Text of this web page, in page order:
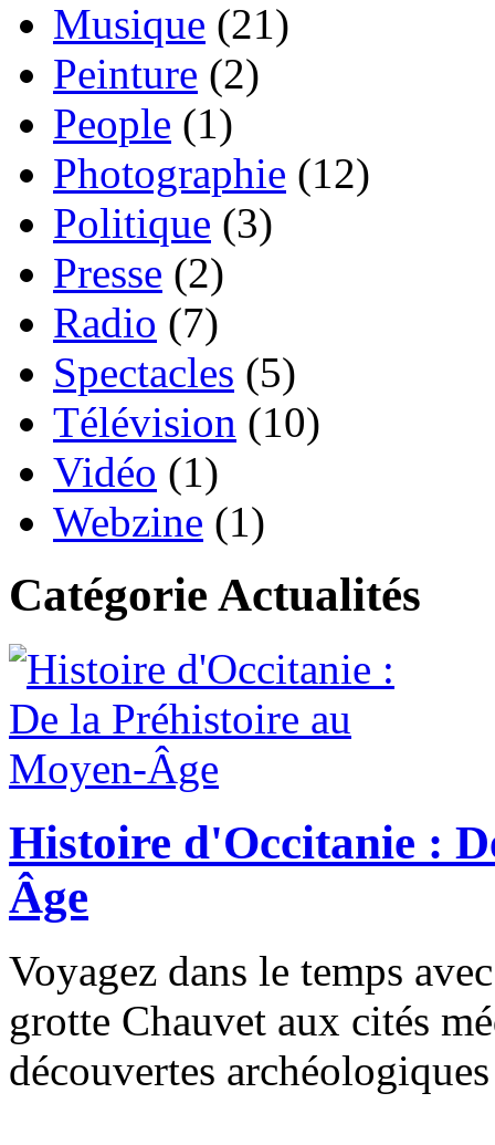
Musique (21)
Peinture (2)
People (1)
Photographie (12)
Politique (3)
Presse (2)
Radio (7)
Spectacles (5)
Télévision (10)
Vidéo (1)
Webzine (1)
Catégorie Actualités
Histoire d'Occitanie :
Âge
Voyagez dans le temps
grotte Chauvet aux cités
découvertes